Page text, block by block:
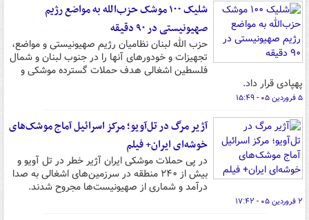
شلیک ۱۰۰ موشک حزب‌الله به مواضع رژیم
صهیونیستی در ۹۰ دقیقه
حزب الله لبنان نظامیان رژیم صهیونیستی و مواضع،
تجهیزات و خودورهای آنها را در جنوب لبنان و شمال
فلسطین اشغالی هدف حملات گسترده موشکی و
پهپادی قرار داد.
۵ فروردین ۰۵ - ۱۵:۴۹
آژیر مرگ در تل‌آویو؛ مرکز اسرائیل آماج موشک‌های
خوشه‌ای ایران+ فیلم
در پی حملات موشکی ایران آژیر خطر در تل آویو و
بیش از ۲۴۰ منطقه در سرزمین‌های اشغالی به صدا
درآمد و شماری از صهیونیست‌ها مجروح شدند.
۲ فروردین ۰۵ - ۱۷:۴۲